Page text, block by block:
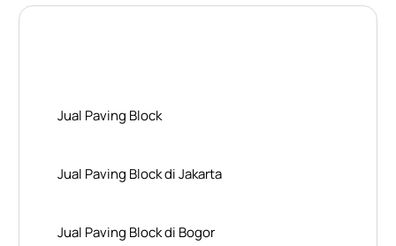
Jual Paving Block
Jual Paving Block di Jakarta
Jual Paving Block di Bogor